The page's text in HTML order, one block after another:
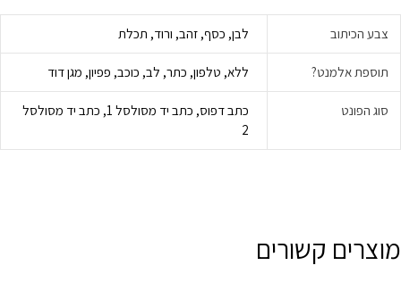
צבע הכיתוב לבן, כסף, זהב, ורוד, תכלת
תוספת אלמנט? ללא, טלפון, כתר, לב, כוכב, פפיון, מגן דוד
סוג הפונט
כתב דפוס, כתב יד מסולסל 1, כתב יד מסולסל
2
מוצרים קשורים